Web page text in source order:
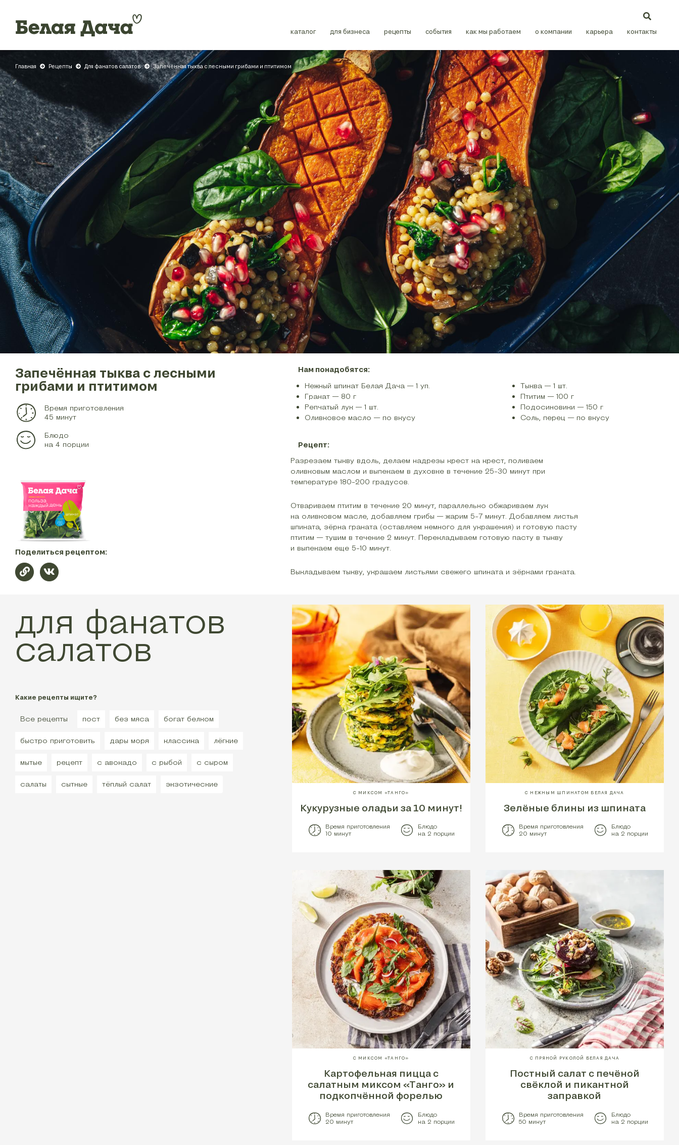
каталог для бизнеса рецепты события как мы работаем о компании карьера контакты
Главная Рецепты Для фанатов салатов Запечённая тыква с лесными грибами и птитимом
Запечённая тыква с лесными
грибами и птитимом
Время приготовления
45 минут
Блюдо
на 4 порции
Поделиться рецептом:
Нам понадобятся:
Нежный шпинат Белая Дача — 1 уп.
Тыква — 1 шт.
Гранат — 80 г
Птитим — 100 г
Репчатый лук — 1 шт.
Подосиновики — 150 г
Оливковое масло — по вкусу
Соль, перец — по вкусу
Рецепт:
Разрезаем тыкву вдоль, делаем надрезы крест на крест, поливаем
оливковым маслом и выпекаем в духовке в течение 25-30 минут при
температуре 180-200 градусов.
Отвариваем птитим в течение 20 минут, параллельно обжариваем лук
на оливковом масле, добавляем грибы — жарим 5-7 минут. Добавляем листья
шпината, зёрна граната (оставляем немного для украшения) и готовую пасту
птитим — тушим в течение 2 минут. Перекладываем готовую пасту в тыкву
и выпекаем еще 5-10 минут.
Выкладываем тыкву, украшаем листьями свежего шпината и зёрнами граната.
для фанатов
салатов
Какие рецепты ищите?
Все рецепты пост без мяса богат белком
быстро приготовить дары моря классика лёгкие
мытые рецепт с авокадо с рыбой с сыром
салаты сытные тёплый салат экзотические
С МИКСОМ «ТАНГО»
Кукурузные оладьи за 10 минут!
Время приготовления
10 минут
Блюдо
на 2 порции
С НЕЖНЫМ ШПИНАТОМ БЕЛАЯ ДАЧА
Зелёные блины из шпината
Время приготовления
20 минут
Блюдо
на 2 порции
С МИКСОМ «ТАНГО»
Картофельная пицца с
салатным миксом «Танго» и
подкопчённой форелью
Время приготовления
20 минут
Блюдо
на 2 порции
С ПРЯНОЙ РУКОЛОЙ БЕЛАЯ ДАЧА
Постный салат с печёной
свёклой и пикантной
заправкой
Время приготовления
50 минут
Блюдо
на 2 порции